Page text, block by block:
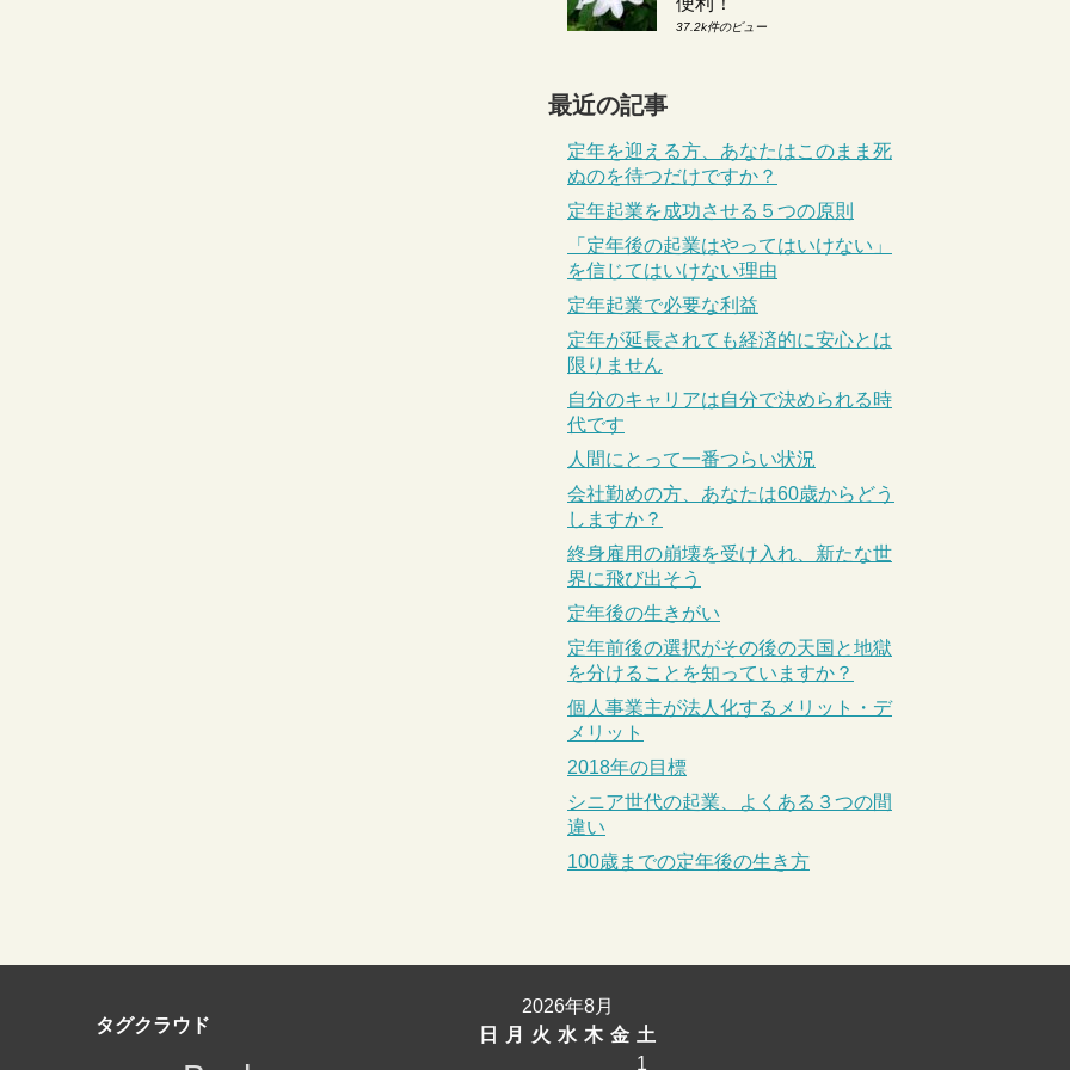
37.2k件のビュー
最近の記事
定年を迎える方、あなたはこのまま死
ぬのを待つだけですか？
定年起業を成功させる５つの原則
「定年後の起業はやってはいけない」
を信じてはいけない理由
定年起業で必要な利益
定年が延長されても経済的に安心とは
限りません
自分のキャリアは自分で決められる時
代です
人間にとって一番つらい状況
会社勤めの方、あなたは60歳からどう
しますか？
終身雇用の崩壊を受け入れ、新たな世
界に飛び出そう
定年後の生きがい
定年前後の選択がその後の天国と地獄
を分けることを知っていますか？
個人事業主が法人化するメリット・デ
メリット
2018年の目標
シニア世代の起業、よくある３つの間
違い
100歳までの定年後の生き方
タグクラウド
2026年8月
日
月 火 水 木 金 土
1